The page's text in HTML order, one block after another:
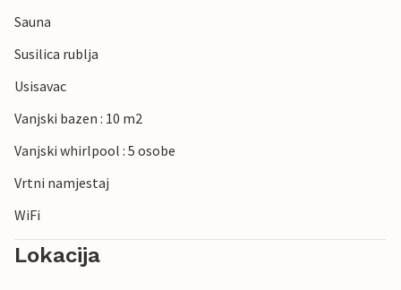
Sauna
Susilica rublja
Usisavac
Vanjski bazen : 10 m2
Vanjski whirlpool : 5 osobe
Vrtni namjestaj
WiFi
Lokacija